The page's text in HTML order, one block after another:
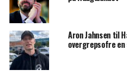
Aron Jahnsen til
overgrepsofre